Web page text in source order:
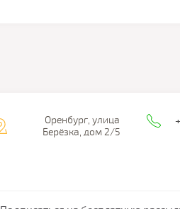
Оренбург, улица
Берёзка, дом 2/5